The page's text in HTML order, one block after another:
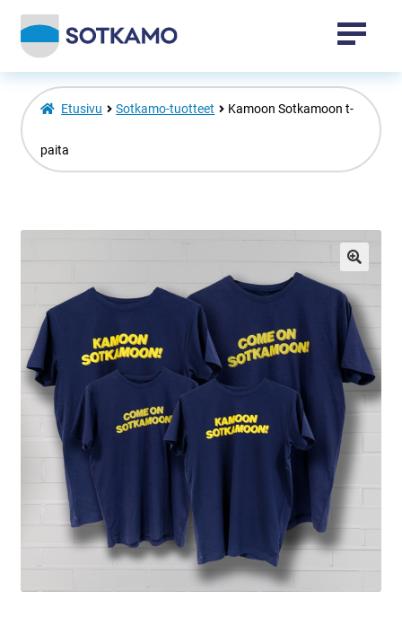
Tapahtumat
Sotkamo-tuotteet
Laajenna
alemman
tason
valikko
Toripaikat
Kansalaisopisto
Liikunta
Arkistopalvelut
Vuokatti-Ruka urheiluakatemia
Laajenna
alemman
tason
Etusivu Sotkamo-tuotteet Kamoon Sotkamoon t-
paita